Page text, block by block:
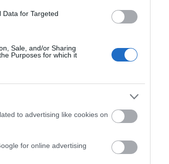
for Targeted
Sale, and/or Sharing
Purposes for which it
to advertising like cookies on
for online advertising
atklāti
00:19:48
04.08.2026 Aktuālais par
karadarbību Ukrainā 1. daļa